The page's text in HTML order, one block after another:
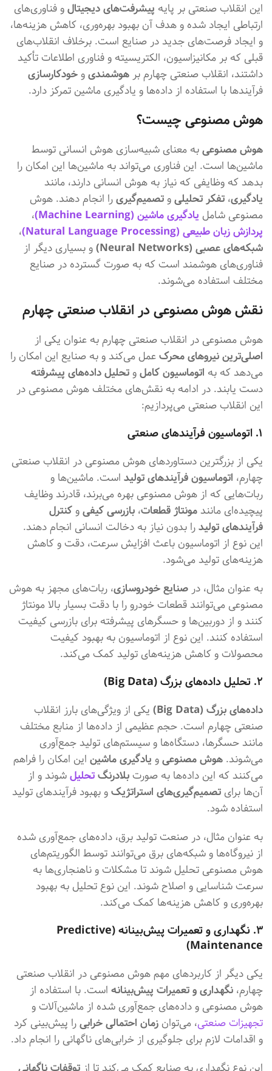
این انقلاب صنعتی بر پایه پیشرفت‌های دیجیتالو فناوری‌های
ارتباطی ایجاد شده و هدف آن بهبود بهره‌وری، کاهش هزینه‌ها،
و ایجاد فرصت‌های جدید در صنایع است. برخلاف انقلاب‌های
قبلی که بر مکانیزاسیون، الکتریسیته و فناوری اطلاعات تأکید
داشتند، انقلاب صنعتی چهارم بر هوشمندیو خودکارسازی
فرآیندها با استفاده از داده‌ها و یادگیری ماشین تمرکز دارد.
هوش مصنوعی چیست؟
هوش مصنوعیبه معنای شبیه‌سازی هوش انسانی توسط
ماشین‌ها است. این فناوری می‌تواند به ماشین‌ها این امکان را
بدهد که وظایفی که نیاز به هوش انسانی دارند، مانند
یادگیری، تفکر تحلیلیو تصمیم‌گیریرا انجام دهند. هوش
مصنوعی شامل یادگیری ماشین (Machine Learning)
،
پردازش زبان طبیعی (Natural Language Processing)
،
شبکه‌های عصبی (Neural Networks)
و بسیاری دیگر از
فناوری‌های هوشمند است که به صورت گسترده در صنایع
مختلف استفاده می‌شوند.
نقش هوش مصنوعی در انقلاب صنعتی چهارم
هوش مصنوعی در انقلاب صنعتی چهارم به عنوان یکی از
اصلی‌ترین نیروهای محرکعمل می‌کند و به صنایع این امکان را
می‌دهد که به اتوماسیون کاملو تحلیل داده‌های پیشرفته
دست یابند. در ادامه به نقش‌های مختلف هوش مصنوعی در
این انقلاب صنعتی می‌پردازیم:
۱. اتوماسیون فرآیندهای صنعتی
یکی از بزرگترین دستاوردهای هوش مصنوعی در انقلاب صنعتی
چهارم، اتوماسیون فرآیندهای تولید است. ماشین‌ها و
ربات‌هایی که از هوش مصنوعی بهره می‌برند، قادرند وظایف
پیچیده‌ای مانندمونتاژ قطعات، بازرسی کیفیو کنترل
فرآیندهای تولیدرا بدون نیاز به دخالت انسانی انجام دهند.
این نوع از اتوماسیون باعث افزایش سرعت، دقت و کاهش
هزینه‌های تولید می‌شود.
به عنوان مثال، در صنایع خودروسازی، ربات‌های مجهز به هوش
مصنوعی می‌توانند قطعات خودرو را با دقت بسیار بالا مونتاژ
کنند و از دوربین‌ها و حسگرهای پیشرفته برای بازرسی کیفیت
استفاده کنند. این نوع از اتوماسیون به بهبود کیفیت
محصولات و کاهش هزینه‌های تولید کمک می‌کند.
۲. تحلیل داده‌های بزرگ (Big Data)
داده‌های بزرگ (Big Data)
یکی از ویژگی‌های بارز انقلاب
صنعتی چهارم است. حجم عظیمی از داده‌ها از منابع مختلف
مانند حسگرها، دستگاه‌ها و سیستم‌های تولید جمع‌آوری
می‌شوند. هوش مصنوعیو یادگیری ماشین این امکان را فراهم
می‌کنند که این داده‌ها به صورتبلادرنگتحلیلشوند و از
آن‌ها برایتصمیم‌گیری‌های استراتژیکو بهبود فرآیندهای تولید
استفاده شود.
به عنوان مثال، در صنعت تولید برق، داده‌های جمع‌آوری شده
از نیروگاه‌ها و شبکه‌های برق می‌توانند توسط الگوریتم‌های
هوش مصنوعی تحلیل شوند تا مشکلات و ناهنجاری‌ها به
سرعت شناسایی و اصلاح شوند. این نوع تحلیل به بهبود
بهره‌وری و کاهش هزینه‌ها کمک می‌کند.
۳. نگهداری و تعمیرات پیش‌بینانه (Predictive
Maintenance)
یکی دیگر از کاربردهای مهم هوش مصنوعی در انقلاب صنعتی
چهارم، نگهداری و تعمیرات پیش‌بینانه است. با استفاده از
هوش مصنوعی و داده‌های جمع‌آوری شده از ماشین‌آلات و
تجهیزات صنعتی، می‌توان زمان احتمالی خرابیرا پیش‌بینی کرد
و اقدامات لازم برای جلوگیری از خرابی‌های ناگهانی را انجام داد.